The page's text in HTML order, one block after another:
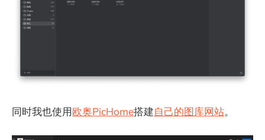
同时我也使用欧奥PicHome搭建自己的图库网站。